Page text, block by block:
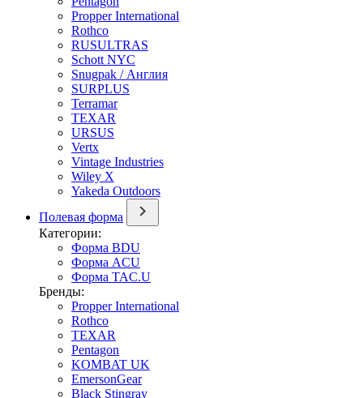
Propper International
Rothco
RUSULTRAS
Schott NYC
Snugpak / Англия
SURPLUS
Terramar
TEXAR
URSUS
Vertx
Vintage Industries
Wiley X
Yakeda Outdoors
Полевая форма
Категории:
Форма BDU
Форма ACU
Форма TAC.U
Бренды:
Propper International
Rothco
TEXAR
Pentagon
KOMBAT UK
EmersonGear
Black Stingray